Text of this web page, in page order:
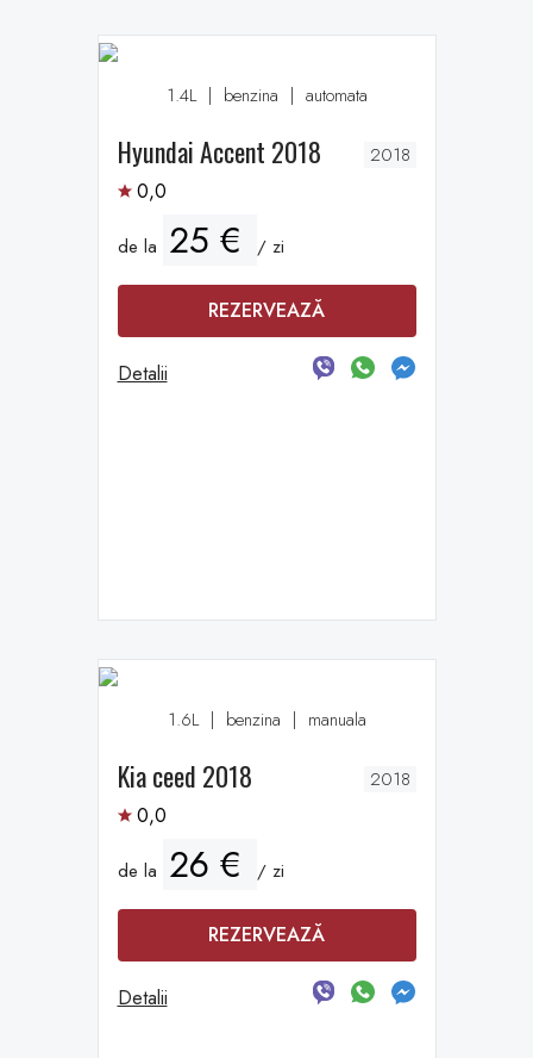
1.4L | benzina | automata
Hyundai Accent 2018 2018
0,0
de la 25 € / zi
REZERVEAZĂ
Detalii
1.6L | benzina | manuala
Kia ceed 2018 2018
0,0
de la 26 € / zi
REZERVEAZĂ
Detalii